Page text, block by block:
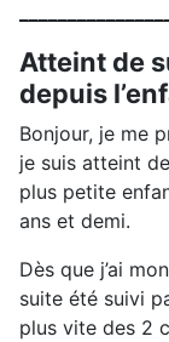
Atteint de
depuis
Bonjour, je me
je suis atteint
plus petite
ans et demi.
Dès que j’ai
suite été suivi
plus vite des 2